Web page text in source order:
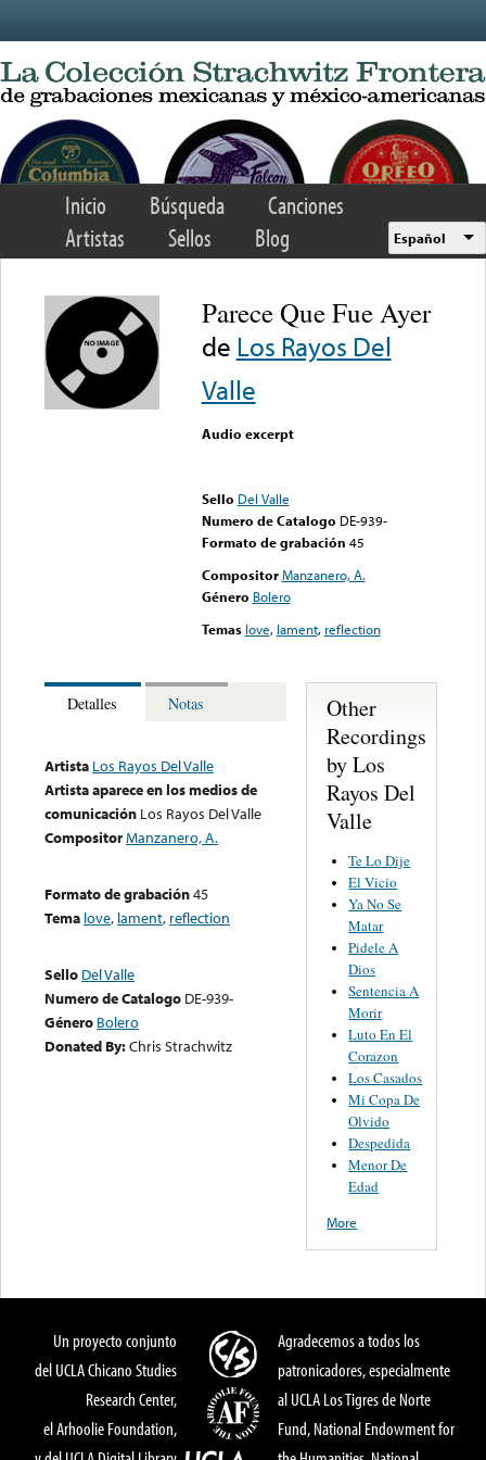
Inicio Búsqueda
Canciones
Artistas
Sellos Blog Español
Parece Que Fue Ayer
de Los Rayos Del
Valle
Audio excerpt
Sello Del Valle
Numero de Catalogo DE-939-
Formato de grabación 45
Compositor Manzanero, A.
Género Bolero
Temas love, lament, reflection
Detalles Notas
Artista Los Rayos Del Valle
Artista aparece en los medios de
comunicación Los Rayos Del Valle
CompositorManzanero, A.
Formato de grabación45
Tema love, lament, reflection
Sello Del Valle
Numero de Catalogo DE-939-
Género Bolero
Donated By:Chris Strachwitz
Other
Recordings
by Los
Rayos Del
Valle
Te Lo Dije
El Vicio
Ya No Se
Matar
Pidele A
Dios
Sentencia A
Morir
Luto En El
Corazon
Los Casados
Mi Copa De
Olvido
Despedida
Menor De
Edad
More
Un proyecto conjunto
del UCLA Chicano Studies
Research Center,
el Arhoolie Foundation,
Agradecemos a todos los
patronicadores, especialmente
al UCLA Los Tigres de Norte
Fund, National Endowment for